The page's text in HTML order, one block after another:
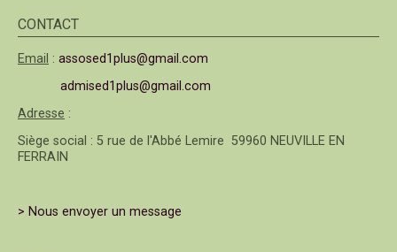
CONTACT
Email : assosed1plus@gmail.com
admised1plus@gmail.com
Adresse :
Siège social : 5 rue de l'Abbé Lemire 59960 NEUVILLE EN
FERRAIN
> Nous envoyer un message